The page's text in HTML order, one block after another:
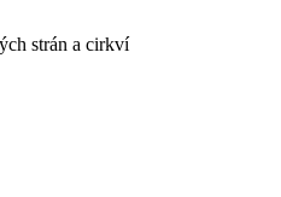
strán a cirkví